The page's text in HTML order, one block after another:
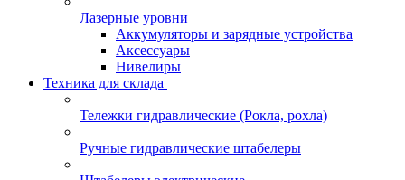
Лазерные уровни
Аккумуляторы и зарядные устройства
Аксессуары
Нивелиры
Техника для склада
Тележки гидравлические (Рокла, рохла)
Ручные гидравлические штабелеры